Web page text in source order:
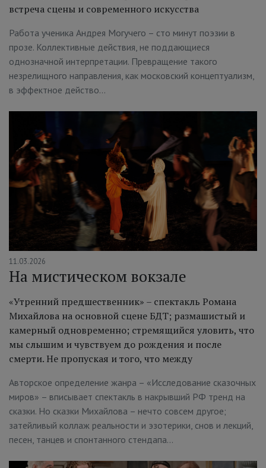
встреча сцены и современного искусства
Работа ученика Андрея Могучего – сто минут поэзии в
прозе. Коллективные действия, не поддающиеся
однозначной интерпретации. Превращение такого
незрелищного направления, как московский концептуализм,
в эффектное действо…
11.03.2026
На мистическом вокзале
«Утренний предшественник» – спектакль Романа
Михайлова на основной сцене БДТ; размашистый и
камерный одновременно; стремящийся уловить, что
мы слышим и чувствуем до рождения и после
смерти. Не пропуская и того, что между
Авторское определение жанра – «Исследование сказочных
миров» – вписывает спектакль в накрывший РФ тренд на
сказки. Но сказки Михайлова – нечто совсем другое;
затейливый коллаж реальности и эзотерики, снов и лекций,
песен, танцев и спонтанного стендапа…